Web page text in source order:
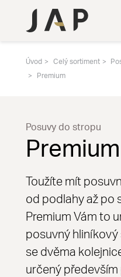
Úvod Celý sortiment
Premium
Posuvy do stropu
Premium
Toužíte mít
od podlahy až po
Premium Vám to
posuvný hliníkový
se dvěma
určený především